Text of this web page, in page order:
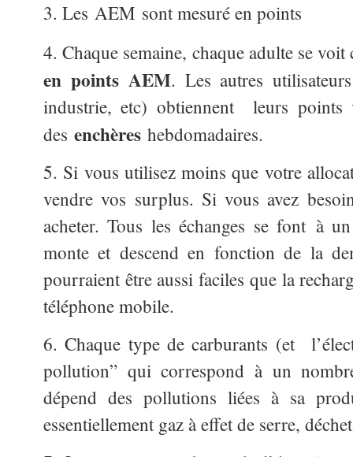
3. Les AEM sont mesuré en points
4. Chaque semaine, chaque adulte se
en points AEM. Les autres
industrie, etc) obtiennent leurs points
des enchères hebdomadaires.
5. Si vous utilisez moins que votre
vendre vos surplus. Si vous avez
acheter. Tous les échanges se font à
monte et descend en fonction de la
pourraient être aussi faciles que la
téléphone mobile.
6. Chaque type de carburants (et
pollution” qui correspond à un
dépend des pollutions liées à sa
essentiellement gaz à effet de serre,